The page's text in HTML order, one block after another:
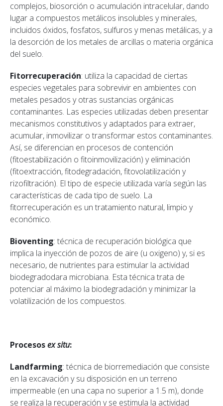
complejos, biosorción o acumulación intracelular, dando
lugar a compuestos metálicos insolubles y minerales,
incluidos óxidos, fosfatos, sulfuros y menas metálicas, y a
la desorción de los metales de arcillas o materia orgánica
del suelo.
Fitorrecuperación: utiliza la capacidad de ciertas
especies vegetales para sobrevivir en ambientes con
metales pesados y otras sustancias orgánicas
contaminantes. Las especies utilizadas deben presentar
mecanismos constitutivos y adaptados para extraer,
acumular, inmovilizar o transformar estos contaminantes.
Así, se diferencian en procesos de contención
(fitoestabilización o fitoinmovilización) y eliminación
(fitoextracción, fitodegradación, fitovolatilización y
rizofiltración). El tipo de especie utilizada varía según las
características de cada tipo de suelo. La
fitorrecuperación es un tratamiento natural, limpio y
económico.
Bioventing: técnica de recuperación biológica que
implica la inyección de pozos de aire (u oxigeno) y, si es
necesario, de nutrientes para estimular la actividad
biodegradodara microbiana. Esta técnica trata de
potenciar al máximo la biodegradación y minimizar la
volatilización de los compuestos.
Procesosex situ:
Landfarming: técnica de biorremediación que consiste
en la excavación y su disposición en un terreno
impermeable (en una capa no superior a 1.5 m), donde
se realiza la recuperación y se estimula la actividad